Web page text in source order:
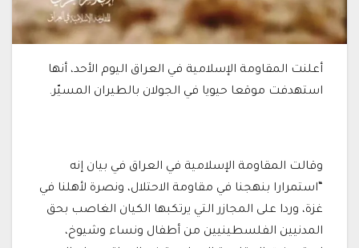
أعلنت المقاومة الإسلامية في العراق اليوم الأحد، أنها
استهدفت موقعا حيويا في الجولان بالطيران المسيّر.
وقالت المقاومة الإسلامية في العراق في بيان إنه
“استمرارا بنهجنا في مقاومة الاحتلال، ونصرة لأهلنا في
غزة، وردا على المجازر التي يرتكبها الكيان الغاصب بحق
المدنيين الفلسطينيين من أطفال ونساء وشيوخ،